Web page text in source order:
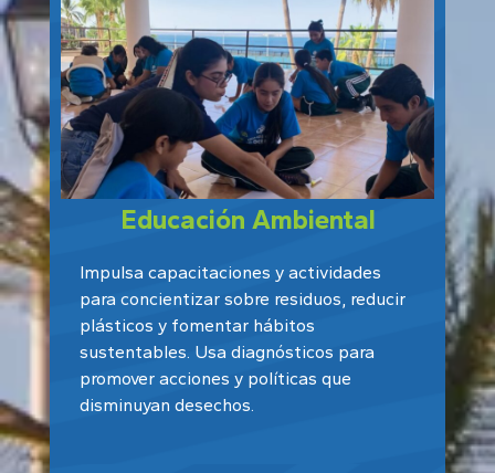
Educación Ambiental
Impulsa capacitaciones y actividades
para concientizar sobre residuos, reducir
plásticos y fomentar hábitos
sustentables. Usa diagnósticos para
promover acciones y políticas que
disminuyan desechos.